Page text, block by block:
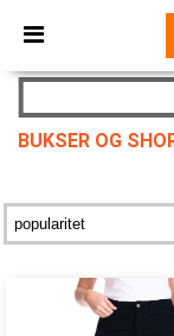
× Ntextil-
Bedre
BUKSER OG